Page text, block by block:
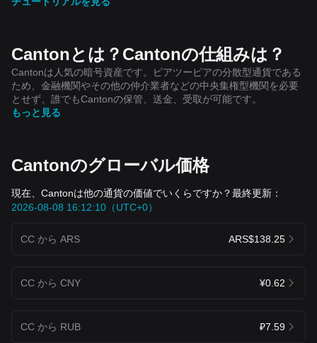
Cantonとは？Cantonの仕組みは？
Cantonは人気の暗号資産です。ピアツーピアの分散型通貨である
ため、金融機関やその他の仲介業者などの中央集権型機関を必要
とせず、誰でもCantonの保管、送金、受取が可能です。
もっと見る
Cantonのグローバル価格
現在、Cantonは他の通貨の価値でいくらですか？最終更新：
2026-08-08 16:12:10（UTC+0）
CC から ARS ARS$138.25
CC から CNY ¥0.62
CC から RUB ₽7.59